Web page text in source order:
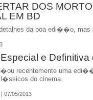
DOS
EM BD
da boa edi��o, mas
e Definitiva
recentemente uma
do cinema.
07/05/2013